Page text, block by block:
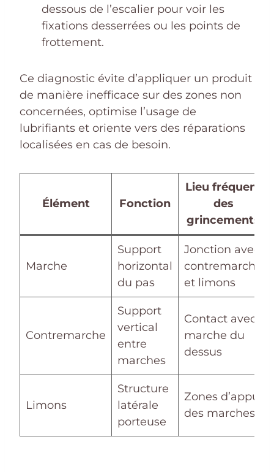
dessous de l’escalier pour voir les
fixations desserrées ou les points de
frottement.
Ce diagnostic évite d’appliquer un produit
de manière inefficace sur des zones non
concernées, optimise l’usage de
lubrifiants et oriente vers des réparations
localisées en cas de besoin.
Élément Fonction
Lieu fréquent
des
grincements
Marche
Support
horizontal
du pas
Jonction avec
contremarche
et limons
Contremarche
Support
vertical
entre
marches
Contact avec
marche du
dessus
Limons
Structure
latérale
porteuse
Zones d’appui
des marches